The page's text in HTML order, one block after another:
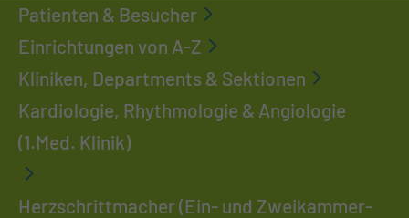
Patienten & Besucher
Einrichtungen von A-Z
Kliniken, Departments & Sektionen
Kardiologie, Rhythmologie & Angiologie
(1.Med. Klinik)
Herzschrittmacher (Ein- und Zweikammer-